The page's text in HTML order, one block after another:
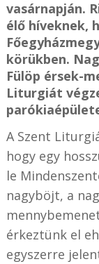
vasárnapján.
élő híveknek,
körükben.
Fülöp érsek-
Liturgiát
A Szent
hogy egy
le
nagyböjt, a
érkeztünk el
egyszerre